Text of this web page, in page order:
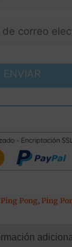
ENVIAR
Pong, Ping